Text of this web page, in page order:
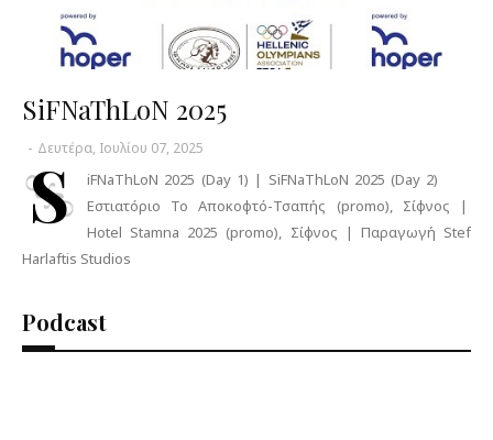
SiFNaThLoN 2025
- Δευτέρα, Ιουλίου 07, 2025
S
iFNaThLoN 2025 (Day 1) | SiFNaThLoN 2025 (Day 2)
Εστιατόριο Το Αποκοφτό-Τσαπής (promo), Σίφνος |
Hotel Stamna 2025 (promo), Σίφνος | Παραγωγή Stef
Harlaftis Studios
Podcast